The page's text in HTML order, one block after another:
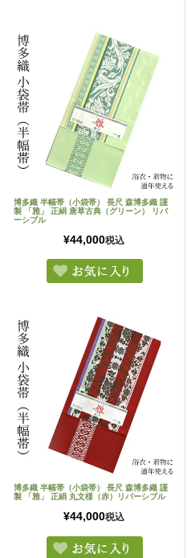
博多織 半幅帯（小袋帯） 長尺 森博多織 謹
製 「雅」 正絹 唐草古典（グリーン） リバ
ーシブル
¥44,000税込
博多織 半幅帯（小袋帯） 長尺 森博多織 謹
製 「雅」 正絹 丸文様（赤）リバーシブル
¥44,000税込